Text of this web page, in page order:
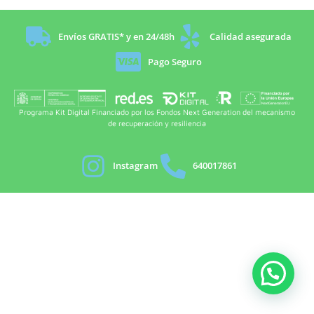
Envíos GRATIS* y en 24/48h
Calidad asegurada
Pago Seguro
Programa Kit Digital Financiado por los Fondos Next Generation del mecanismo
de recuperación y resiliencia
Instagram 640017861